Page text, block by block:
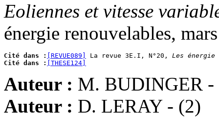
Eoliennes et vitesse
énergie renouvelables,
Cité dans : [REVUE089] La revue 3E.I, N°20, Les énergie
Cité dans :
[THESE124]
Auteur : M. BUDINGER -
Auteur : D. LERAY - (2)